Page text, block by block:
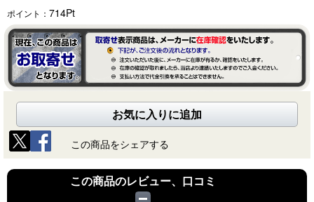
ポイント： 714Pt
お気に入りに追加
この商品をシェアする
この商品のレビュー、口コミ